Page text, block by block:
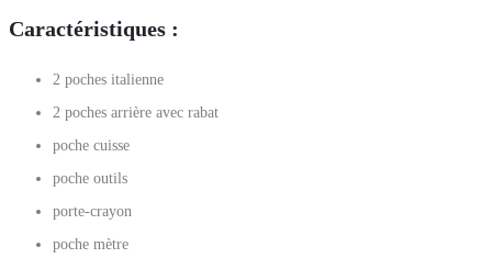
Caractéristiques :
2 poches italienne
2 poches arrière avec rabat
poche cuisse
poche outils
porte-crayon
poche mètre